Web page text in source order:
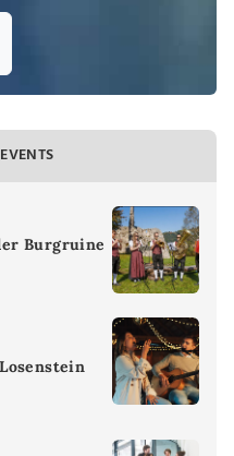
Burgruine